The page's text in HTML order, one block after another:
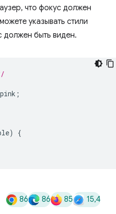
что фокус должен
указывать стили
должен быть виден.
;
)
{
86 86 85 15,4